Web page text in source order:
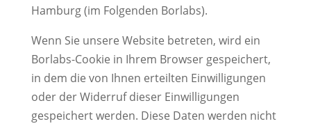
Hamburg (im Folgenden Borlabs).
Wenn Sie unsere Website betreten, wird ein
Borlabs-Cookie in Ihrem Browser gespeichert,
in dem die von Ihnen erteilten Einwilligungen
oder der Widerruf dieser Einwilligungen
gespeichert werden. Diese Daten werden nicht